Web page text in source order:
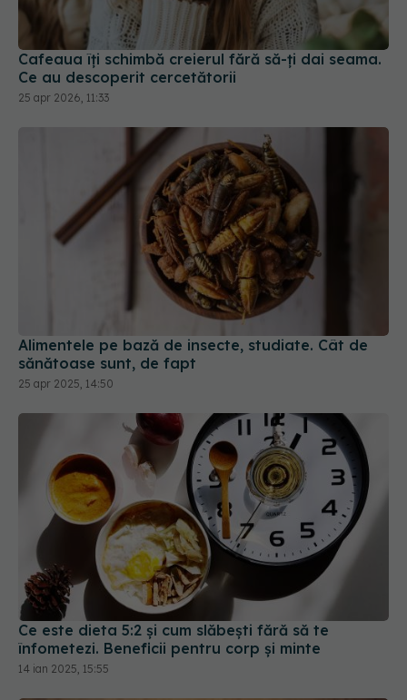
Cafeaua îți schimbă creierul fără să-ți dai seama.
Ce au descoperit cercetătorii
25 apr 2026, 11:33
Alimentele pe bază de insecte, studiate. Cât de
sănătoase sunt, de fapt
25 apr 2025, 14:50
Ce este dieta 5:2 și cum slăbești fără să te
înfometezi. Beneficii pentru corp și minte
14 ian 2025, 15:55